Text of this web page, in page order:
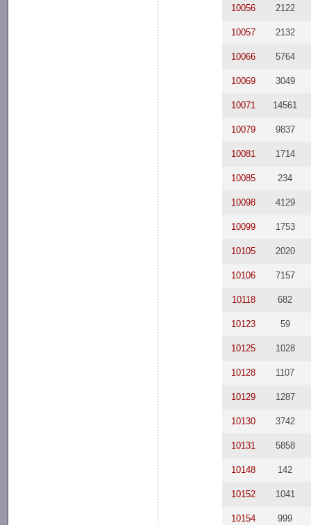
10056 2122
10057 2132
10066 5764
10069 3049
10071 14561
10079 9837
10081 1714
10085 234
10098 4129
10099 1753
10105 2020
10106 7157
10118 682
10123 59
10125 1028
10128 1107
10129 1287
10130 3742
10131 5858
10148 142
10152 1041
10154 999